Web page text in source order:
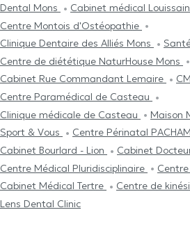
Dental Mons
Cabinet médical
Centre Μontois d'Ostéopathie
Clinique Dentaire des Alliés Mons
Centre de diététique NaturHouse Mons
Cabinet Rue Commandant Lemaire
Centre Paramédical de Casteau
Clinique médicale de Casteau
Maison
Sport & Vous
Centre Périnatal
Cabinet Bourlard - Lion
Cabinet
Centre Médical Pluridisciplinaire
Cabinet Médical Tertre
Centre de
Lens Dental Clinic